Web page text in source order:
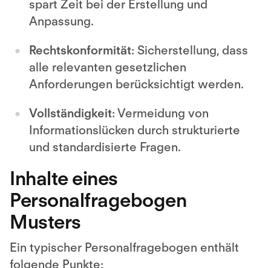
spart Zeit bei der Erstellung und
Anpassung.
Rechtskonformität: Sicherstellung, dass
alle relevanten gesetzlichen
Anforderungen berücksichtigt werden.
Vollständigkeit: Vermeidung von
Informationslücken durch strukturierte
und standardisierte Fragen.
Inhalte eines
Personalfragebogen
Musters
Ein typischer Personalfragebogen enthält
folgende Punkte: